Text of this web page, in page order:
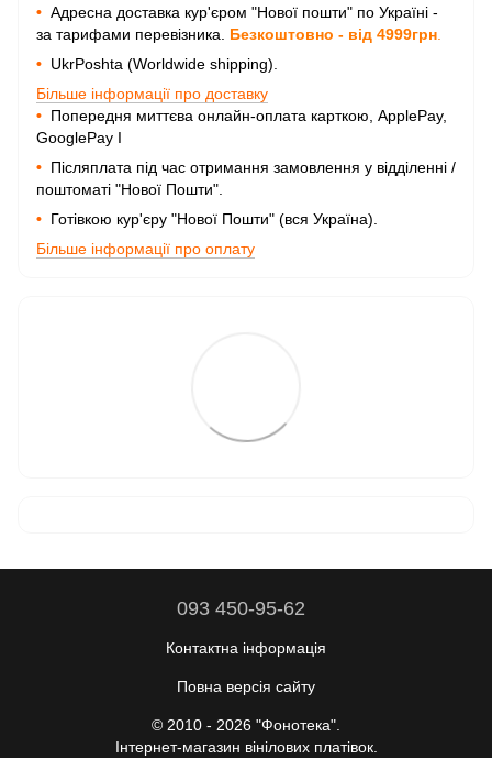
• Адресна доставка кур'єром "Нової пошти" по Україні -
за тарифами перевізника. Безкоштовно - від 4999грн
• UkrPoshta (Worldwide shipping).
Більше інформації про доставку
• Попередня миттєва онлайн-оплата карткою, ApplePay,
GooglePay I
• Післяплата під час отримання замовлення у відділенні /
поштоматі "Нової Пошти".
• Готівкою кур'єру "Нової Пошти" (вся Україна).
Більше інформації про оплату
093 450-95-62
Контактна інформація
Повна версія сайту
© 2010 - 2026 "Фонотека".
Інтернет-магазин вінілових платівок.